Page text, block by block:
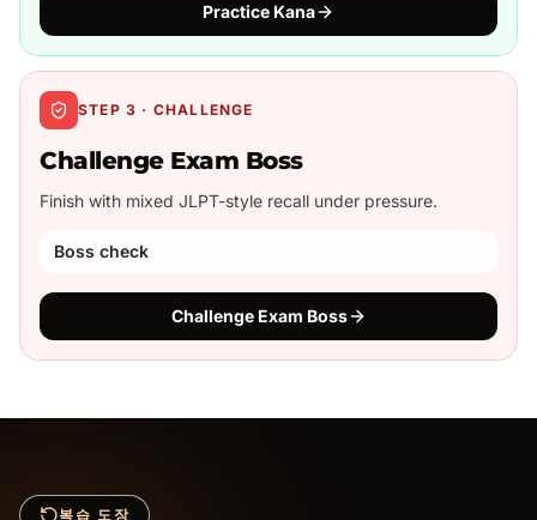
Practice Kana
STEP 3 · CHALLENGE
Challenge Exam Boss
Finish with mixed JLPT-style recall under pressure.
Boss check
Challenge Exam Boss
복습 도장